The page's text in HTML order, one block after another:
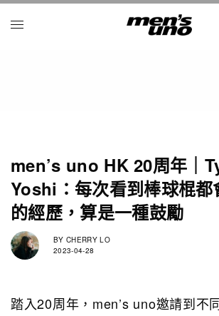
men’s uno HK 20周年｜
Yoshi：每次看到棒球棍都
的經歷，算是一種鼓勵
BY CHERRY LO
2023-04-28
踏入20周年，men’s uno邀請到不